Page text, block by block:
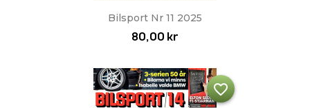
Bilsport Nr 11 2025
80,00 kr
favorite_border